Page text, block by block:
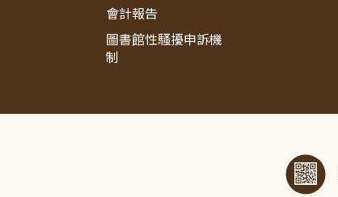
會計報告
圖書館性騷擾申訴機
制